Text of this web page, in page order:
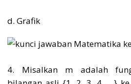
d. Grafik
4. Misalkan m adalah